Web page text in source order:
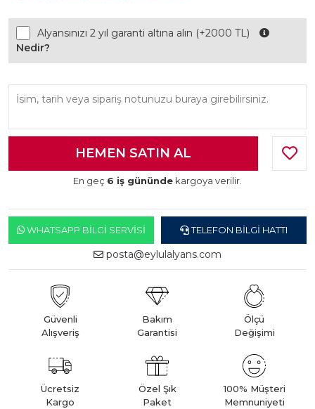
Alyansınızı 2 yıl garanti altına alın (+2000 TL)
Nedir?
En geç 6 iş gününde kargoya verilir.
WHATSAPP BILGI SERVISI TELEFON BILGI HATTI
posta@eylulalyans.com
Güvenli
Alışveriş
Bakım
Garantisi
Ölçü
Değişimi
Ücretsiz
Kargo
Özel Şık
Paket
100% Müşteri
Memnuniyeti